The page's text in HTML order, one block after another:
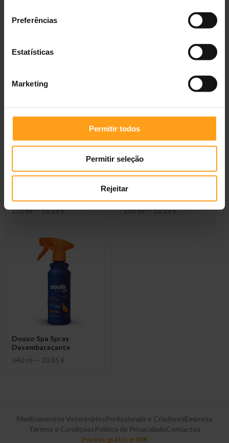
Preferências
Estatísticas
Marketing
Permitir todos
Permitir seleção
Rejeitar
250 ml—16,35 €
Douxo Spa Champô Anti-
250 ml—16,35 €
Douxo Spa Spray
Desembaraçante
340 ml — 20,85 €
Medicamentos VeterináriosProfissionais e CriadoresEmpresa
Termos e CondiçõesPolitica de PrivacidadeContactos
Portes grátis ≥ 40€